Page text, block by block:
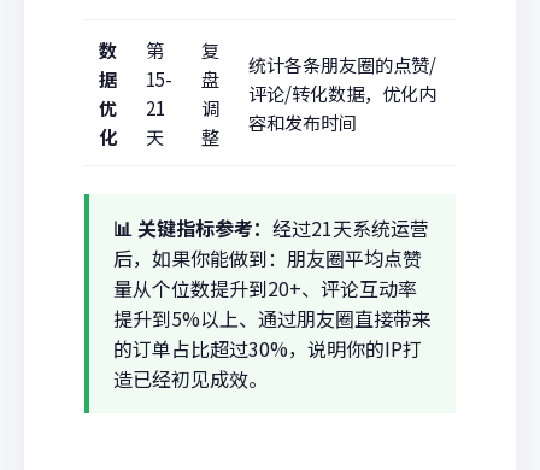
数
据
优
化
第
15-
21
天
复
盘
调
整
统计各条朋友圈的点赞/
评论/转化数据，优化内
容和发布时间
📊 关键指标参考： 经过21天系统运营
后，如果你能做到：朋友圈平均点赞
量从个位数提升到20+、评论互动率
提升到5%以上、通过朋友圈直接带来
的订单占比超过30%，说明你的IP打
造已经初见成效。